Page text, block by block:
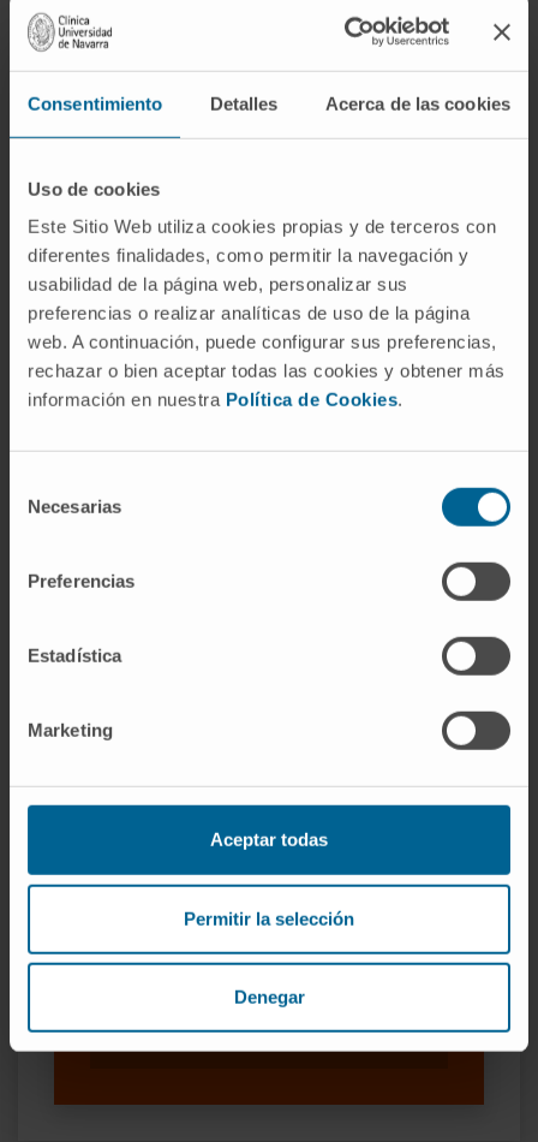
Consentimiento Detalles Acerca de las cookies
Uso de cookies
Este Sitio Web utiliza cookies propias y de terceros con
diferentes finalidades, como permitir la navegación y
usabilidad de la página web, personalizar sus
preferencias o realizar analíticas de uso de la página
web. A continuación, puede configurar sus preferencias,
rechazar o bien aceptar todas las cookies y obtener más
información en nuestra Política de Cookies.
Necesarias
Preferencias
Estadística
Marketing
Aceptar todas
Permitir la selección
Denegar
Finally, NetActivity enables combining bulk
analysis of prostate cancer progression,
metastatic prostate cancer, gene sets
associated with cancer progression were also
altered due to drug resistance, while a
classical enrichment analysis identified gene
sets irrelevant to the phenotype. NetActivity
is publicly available in Bioconductor and
GitHub.
Posdoctoral
Grupo de investigación en Machine
Ver Curriculum
Investigador | Investigador principal